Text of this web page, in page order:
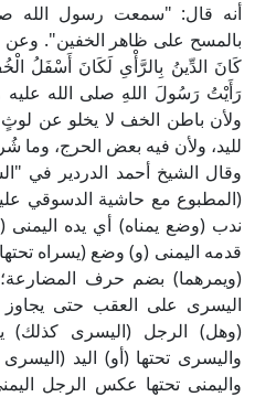
أنه قال: "سمعت رسول الله
بالمسح على ظاهر الخفين". وعن
كَانَ الدِّينُ بِالرَّأْىِ لَكَانَ أَسْفَلُ
رَأَيْتُ رَسُولَ اللهِ صلى الله
ولأن باطن الخف لا يخلو عن لوثٍ
لليد، ولأن فيه بعض الحرج، وما
وقال الشيخ أحمد الدردير في
ندب (وضع يمناه) أي يده
قدمه اليمنى (و) وضع (يسراه
(ويمرهما) بضم حرف
اليسرى على العقب حتى
(وهل) الرجل (اليسرى كذلك)
واليسرى تحتها (أو) اليد
واليمنى تحتها عكس الرجل